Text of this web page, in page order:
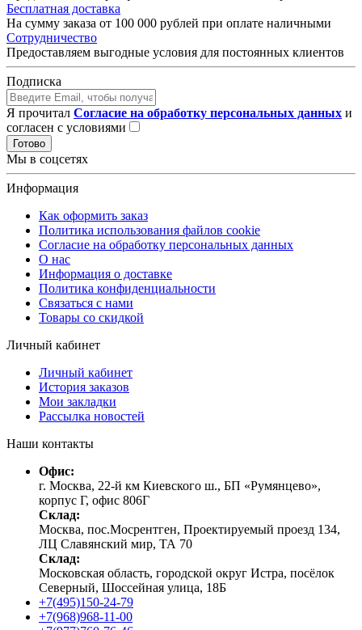
Бесплатная доставка
На сумму заказа от 100 000 рублей при оплате наличными
Сотрудничество
Предоставляем выгодные условия для постоянных клиентов
Подписка
Я прочитал Согласие на обработку персональных данных и
согласен с условиями
Готово
Мы в соцсетях
Информация
Как оформить заказ
Политика использования файлов cookie
Согласие на обработку персональных данных
О нас
Информация о доставке
Политика конфиденциальности
Связаться с нами
Товары со скидкой
Личный кабинет
Личный кабинет
История заказов
Мои закладки
Рассылка новостей
Наши контакты
Офис:
г. Москва, 22-й км Киевского ш., БП «Румянцево»,
корпус Г, офис 806Г
Склад:
Москва, пос.Мосрентген, Проектируемый проезд 134,
ЛЦ Славянский мир, ТА 70
Склад:
Московская область, городской округ Истра, посёлок
Северный, Шоссейная улица, 18Б
+7(495)150-24-79
+7(968)968-11-00